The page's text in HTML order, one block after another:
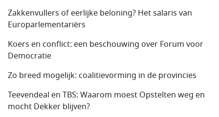
Zakkenvullers of eerlijke beloning? Het salaris van
Europarlementariërs
Koers en conflict: een beschouwing over Forum voor
Democratie
Zo breed mogelijk: coalitievorming in de provincies
Teevendeal en TBS: Waarom moest Opstelten weg en
mocht Dekker blijven?